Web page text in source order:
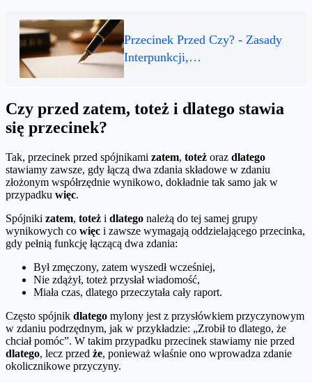
Przecinek Przed Czy? - Zasady
Interpunkcji,…
Czy przed zatem, toteż i dlatego stawia
się przecinek?
Tak, przecinek przed spójnikami zatem, toteż oraz dlatego
stawiamy zawsze, gdy łączą dwa zdania składowe w zdaniu
złożonym współrzędnie wynikowo, dokładnie tak samo jak w
przypadku więc.
Spójniki zatem, toteż i dlatego należą do tej samej grupy
wynikowych co więc i zawsze wymagają oddzielającego przecinka,
gdy pełnią funkcję łączącą dwa zdania:
Był zmęczony, zatem wyszedł wcześniej,
Nie zdążył, toteż przysłał wiadomość,
Miała czas, dlatego przeczytała cały raport.
Często spójnik dlatego mylony jest z przysłówkiem przyczynowym
w zdaniu podrzędnym, jak w przykładzie: „Zrobił to dlatego, że
chciał pomóc”. W takim przypadku przecinek stawiamy nie przed
dlatego, lecz przed że, ponieważ właśnie ono wprowadza zdanie
okolicznikowe przyczyny.